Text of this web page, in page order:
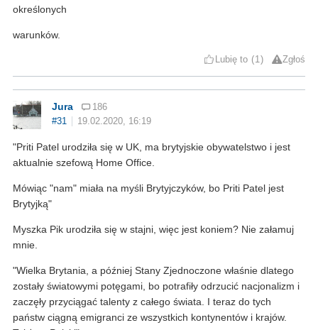
określonych
warunków.
Lubię to 1 Zgłoś
Jura
186
#31
19.02.2020, 16:19
"Priti Patel urodziła się w UK, ma brytyjskie obywatelstwo i jest
aktualnie szefową Home Office.
Mówiąc "nam" miała na myśli Brytyjczyków, bo Priti Patel jest
Brytyjką"
Myszka Pik urodziła się w stajni, więc jest koniem? Nie załamuj
mnie.
"Wielka Brytania, a później Stany Zjednoczone właśnie dlatego
zostały światowymi potęgami, bo potrafiły odrzucić nacjonalizm i
zaczęły przyciągać talenty z całego świata. I teraz do tych
państw ciągną emigranci ze wszystkich kontynentów i krajów.